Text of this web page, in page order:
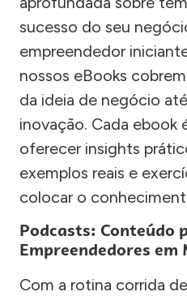
sucesso do seu
empreendedor
nossos eBooks
da ideia de negócio
inovação. Cada ebook
oferecer insights
exemplos reais e
colocar o
Podcasts: Conteúdo
Empreendedores
Com a rotina corrida